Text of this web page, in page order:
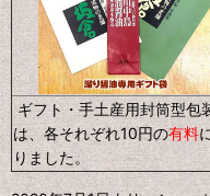
ギフト・手土産用封筒型包
は、各それぞれ10円の有料
りました。